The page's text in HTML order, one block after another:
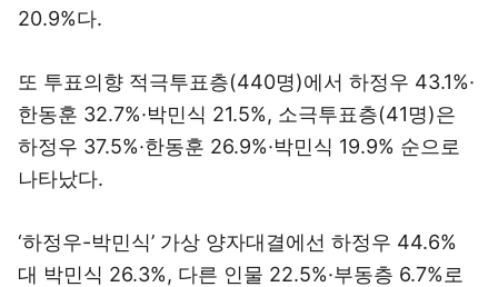
20.9%다.
또 투표의향 적극투표층(440명)에서 하정우 43.1%·
한동훈 32.7%·박민식 21.5%, 소극투표층(41명)은
하정우 37.5%·한동훈 26.9%·박민식 19.9% 순으로
나타났다.
‘하정우-박민식’ 가상 양자대결에선 하정우 44.6%
대 박민식 26.3%, 다른 인물 22.5%·부동층 6.7%로